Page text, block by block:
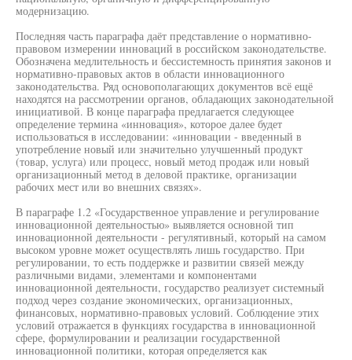
модернизацию.
Последняя часть параграфа даёт представление о нормативно-
правовом измерении инноваций в российском законодательстве.
Обозначена медлительность и бессистемность принятия законов и
нормативно-правовых актов в области инновационного
законодательства. Ряд основополагающих документов всё ещё
находятся на рассмотрении органов, обладающих законодательной
инициативой. В конце параграфа предлагается следующее
определение термина «инновация», которое далее будет
использоваться в исследовании: «инновации - введенный в
употребление новый или значительно улучшенный продукт
(товар, услуга) или процесс, новый метод продаж или новый
организационный метод в деловой практике, организации
рабочих мест или во внешних связях».
В параграфе 1.2 «Государственное управление и регулирование
инновационной деятельностью» выявляется основной тип
инновационной деятельности - регулятивный, который на самом
высоком уровне может осуществлять лишь государство. При
регулировании, то есть поддержке и развитии связей между
различными видами, элементами и компонентами
инновационной деятельности, государство реализует системный
подход через создание экономических, организационных,
финансовых, нормативно-правовых условий. Соблюдение этих
условий отражается в функциях государства в инновационной
сфере, формулировании и реализации государственной
инновационной политики, которая определяется как